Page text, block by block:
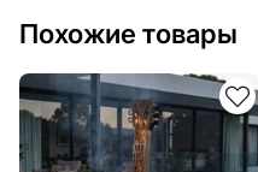
Похожие товары